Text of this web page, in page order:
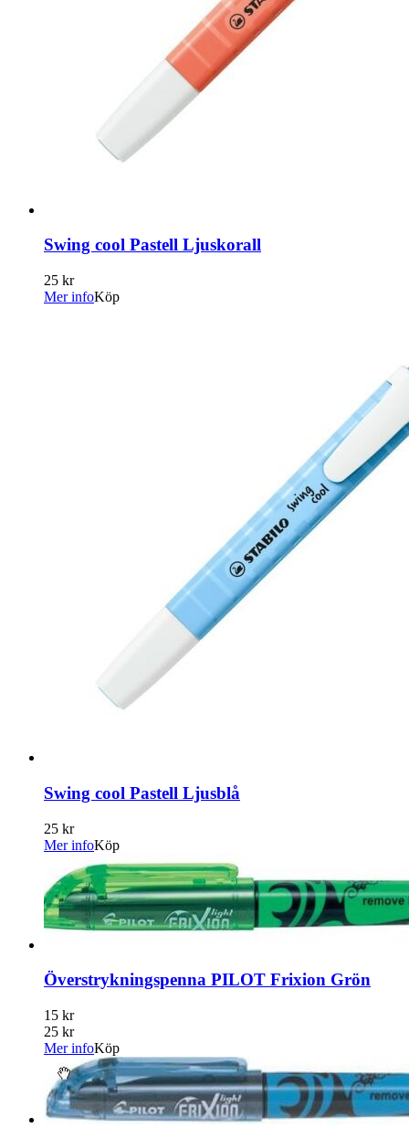
Swing cool Pastell Ljuskorall
25 kr
Mer infoKöp
Swing cool Pastell Ljusblå
25 kr
Mer infoKöp
Överstrykningspenna PILOT Frixion Grön
15 kr
25 kr
Mer infoKöp